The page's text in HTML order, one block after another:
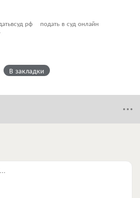
рф
подать в суд онлайн
В закладки